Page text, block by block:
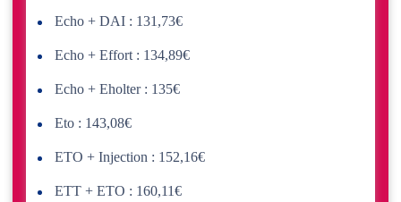
Echo + DAI : 131,73€
Echo + Effort : 134,89€
Echo + Eholter : 135€
Eto : 143,08€
ETO + Injection : 152,16€
ETT + ETO : 160,11€